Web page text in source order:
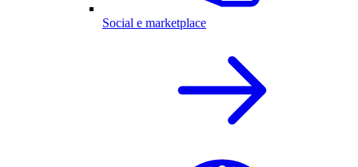
Social e marketplace